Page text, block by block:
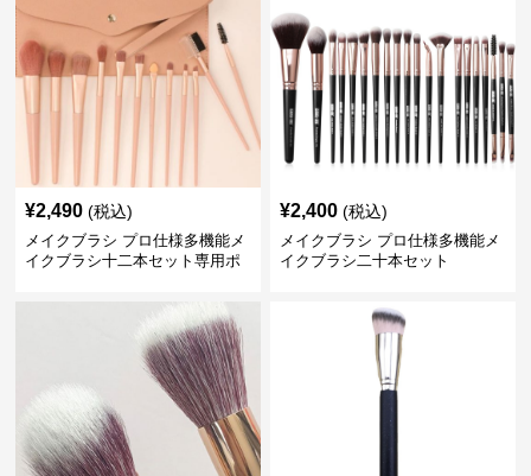
¥2,490 (税込)
メイクブラシ プロ仕様多機能メ
イクブラシ十二本セット専用ポ
¥2,400 (税込)
メイクブラシ プロ仕様多機能メ
イクブラシ二十本セット